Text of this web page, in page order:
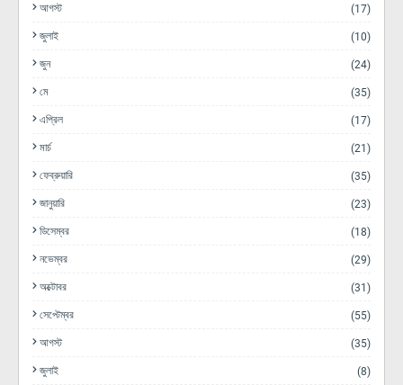
আগস্ট (17)
জুলাই (10)
জুন (24)
মে (35)
এপ্রিল (17)
মার্চ (21)
ফেব্রুয়ারি (35)
জানুয়ারি (23)
ডিসেম্বর (18)
নভেম্বর (29)
অক্টোবর (31)
সেপ্টেম্বর (55)
আগস্ট (35)
জুলাই (8)